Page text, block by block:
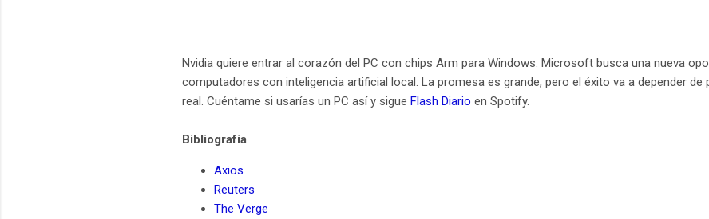
Nvidia quiere entrar al corazón del PC con chips Arm para Windows. Microsoft busca una nueva
computadores con inteligencia artificial local. La promesa es grande, pero el éxito va a depender de
real. Cuéntame si usarías un PC así y sigue Flash Diario en Spotify.
Bibliografía
Axios
Reuters
The Verge